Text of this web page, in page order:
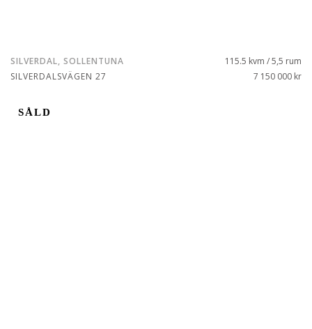
SILVERDAL, SOLLENTUNA
SILVERDALSVÄGEN 27
115.5 kvm / 5,5 rum
7 150 000 kr
SÅLD